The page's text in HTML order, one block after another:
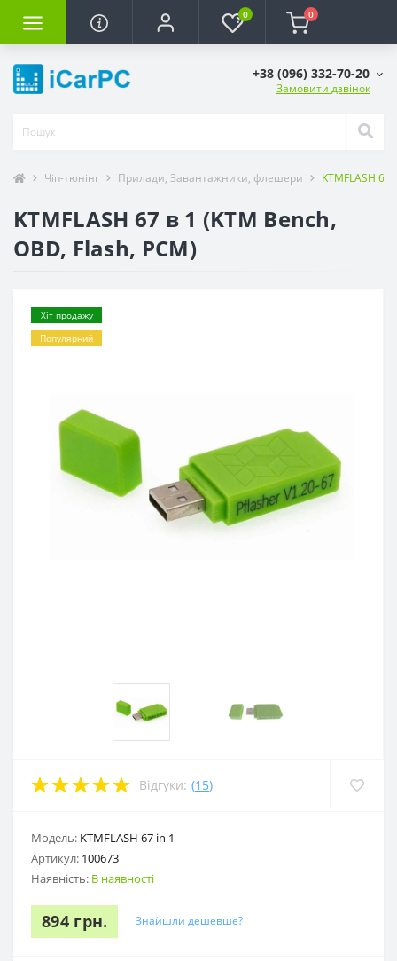
0 0
+38 (096) 332-70-20
Замовити дзвінок
Чіп-тюнінг Прилади, Завантажники, флешери KTMFLASH 67
KTMFLASH 67 в 1 (KTM Bench,
OBD, Flash, PCM)
Хіт продажу
Популярний
Відгуки: (15)
Модель: KTMFLASH 67 in 1
Артикул: 100673
Наявність: В наявності
894 грн. Знайшли дешевше?